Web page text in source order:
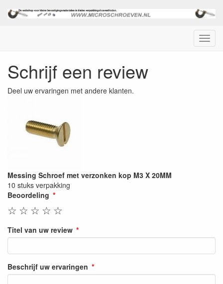
Menu
Schrijf een review
Deel uw ervaringen met andere klanten.
Messing Schroef met verzonken kop M3 X 20MM
10 stuks verpakking
Beoordeling
☆
☆
☆
☆
☆
Titel van uw review
Beschrijf uw ervaringen